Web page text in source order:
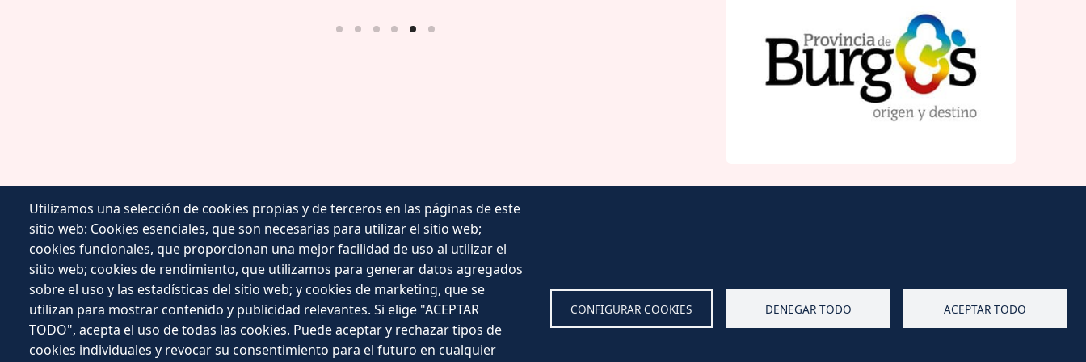
Utilizamos una selección de cookies propias y de terceros en las páginas de este
sitio web: Cookies esenciales, que son necesarias para utilizar el sitio web;
cookies funcionales, que proporcionan una mejor facilidad de uso al utilizar el
sitio web; cookies de rendimiento, que utilizamos para generar datos agregados
sobre el uso y las estadísticas del sitio web; y cookies de marketing, que se
utilizan para mostrar contenido y publicidad relevantes. Si elige "ACEPTAR
TODO", acepta el uso de todas las cookies. Puede aceptar y rechazar tipos de
cookies individuales y revocar su consentimiento para el futuro en cualquier
CONFIGURAR COOKIES DENEGAR TODO ACEPTAR TODO
Ayuntamiento de Berlangas de Roa
:Calle Nueva 44 - 09316
:947533051
:
berlangasderoa@diputaciondeburgos.net
Corporación Municipal
Teléfonos de interés